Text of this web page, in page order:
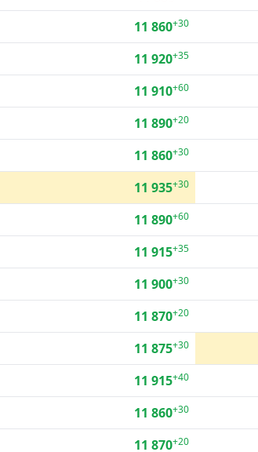
11 860+30
11 920+35
11 910+60
11 890+20
11 860+30
11 935+30
11 890+60
11 915+35
11 900+30
11 870+20
11 875+30
11 915+40
11 860+30
11 870+20